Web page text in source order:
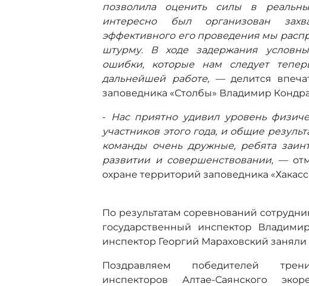
позволила оценить силы в
интересно был организован
эффективного его проведения мы
штурму. В ходе задержания
ошибки, которые нам следует
дальнейшей работе, —делится
заповедника «Столбы» Владимир
- Нас приятно удивил уровень
участников этого года, и общие
команды очень дружные, ребята
развитии и совершенствовании, —
охране территорий заповедника
По результатам соревнований
государственный инспектор
инспектор Георгий Мараховский заняли
Поздравляем победителей
инспекторов Алтае-Саянского